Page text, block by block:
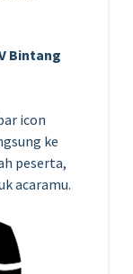
Bintang
icon
ke
peserta,
acaramu.